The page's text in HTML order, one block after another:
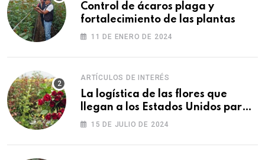
Control de ácaros plaga y
fortalecimiento de las plantas
11 DE ENERO DE 2024
ARTÍCULOS DE INTERÉS
La logística de las flores que
llegan a los Estados Unidos para
las fiestas
15 DE JULIO DE 2024